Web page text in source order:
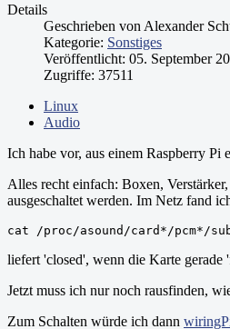
Details
Geschrieben von Alexander
Kategorie: Sonstiges
Veröffentlicht: 05. September
Zugriffe: 37511
Linux
Audio
Ich habe vor, aus einem Raspberry
Alles recht einfach: Boxen,
ausgeschaltet werden. Im Netz fand
cat /proc/asound/card*/pcm*/
liefert 'closed', wenn die Karte
Jetzt muss ich nur noch rausfinden,
Zum Schalten würde ich dann